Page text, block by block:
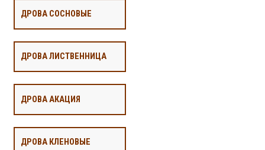
ДРОВА СОСНОВЫЕ
ДРОВА ЛИСТВЕННИЦА
ДРОВА АКАЦИЯ
ДРОВА КЛЕНОВЫЕ